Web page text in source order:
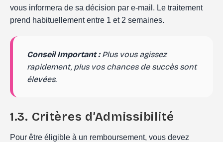
vous informera de sa décision par e-mail. Le traitement
prend habituellement entre 1 et 2 semaines.
Conseil Important :Plus vous agissez
rapidement, plus vos chances de succès sont
élevées.
1.3. Critères d’Admissibilité
Pour être éligible à un remboursement, vous devez